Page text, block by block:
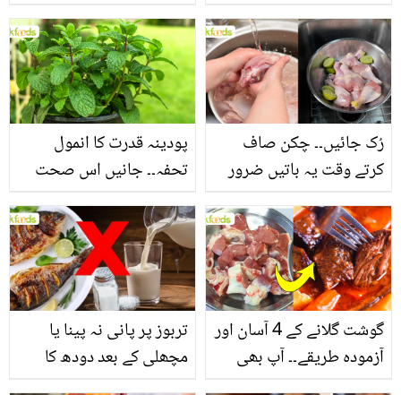
منرلز اور اینٹی آکسیڈنٹس
سے بھرپور اس سبزی کے
فائدے
بنانے کے چند قدرتی طریقے
پودینہ قدرت کا انمول
تحفہ۔۔ جانیں اس صحت
انگیز طبی فوائد
رُک جائیں۔۔ چکن صاف
کرتے وقت یہ باتیں ضرور
تربوز پر پانی نہ پینا یا
مچھلی کے بعد دودھ کا
گوشت گلانے کے 4 آسان اور
آزمودہ طریقے۔۔ آپ بھی